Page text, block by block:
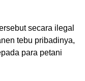
secara ilegal
tebu pribadinya,
para petani